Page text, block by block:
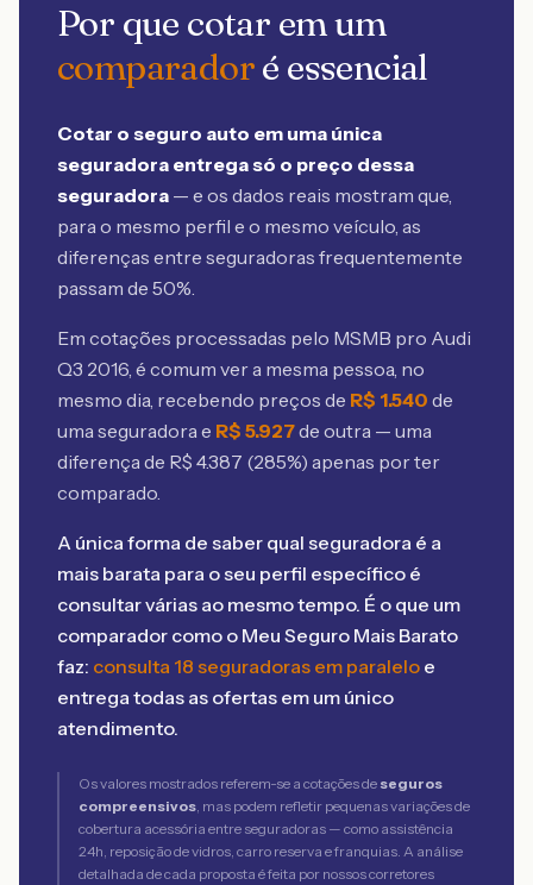
Por que cotar em um
comparadoré essencial
Cotar o seguro auto em uma única
seguradora entrega só o preço dessa
seguradora — e os dados reais mostram que,
para o mesmo perfil e o mesmo veículo, as
diferenças entre seguradoras frequentemente
passam de 50%.
Em cotações processadas pelo MSMB pro Audi
Q3 2016, é comum ver a mesma pessoa, no
mesmo dia, recebendo preços de R$ 1.540 de
uma seguradora e R$ 5.927de outra — uma
diferença de R$ 4.387 (285%) apenas por ter
comparado.
A única forma de saber qual seguradora é a
mais barata para o seu perfil específico é
consultar várias ao mesmo tempo. É o que um
comparador como o Meu Seguro Mais Barato
faz: consulta 18 seguradoras em paralelo e
entrega todas as ofertas em um único
atendimento.
Os valores mostrados referem-se a cotações de seguros
compreensivos, mas podem refletir pequenas variações de
cobertura acessória entre seguradoras — como assistência
24h, reposição de vidros, carro reserva e franquias. A análise
detalhada de cada proposta é feita por nossos corretores